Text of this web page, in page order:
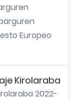
Europeo
Kirolaraba
2022-